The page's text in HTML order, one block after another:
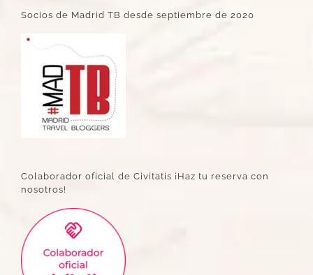
Socios de Madrid TB desde septiembre de 2020
Colaborador oficial de Civitatis ¡Haz tu reserva con
nosotros!